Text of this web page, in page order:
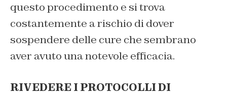
questo procedimento e si trova
costantemente a rischio di dover
sospendere delle cure che sembrano
aver avuto una notevole efficacia.
RIVEDERE I PROTOCOLLI DI